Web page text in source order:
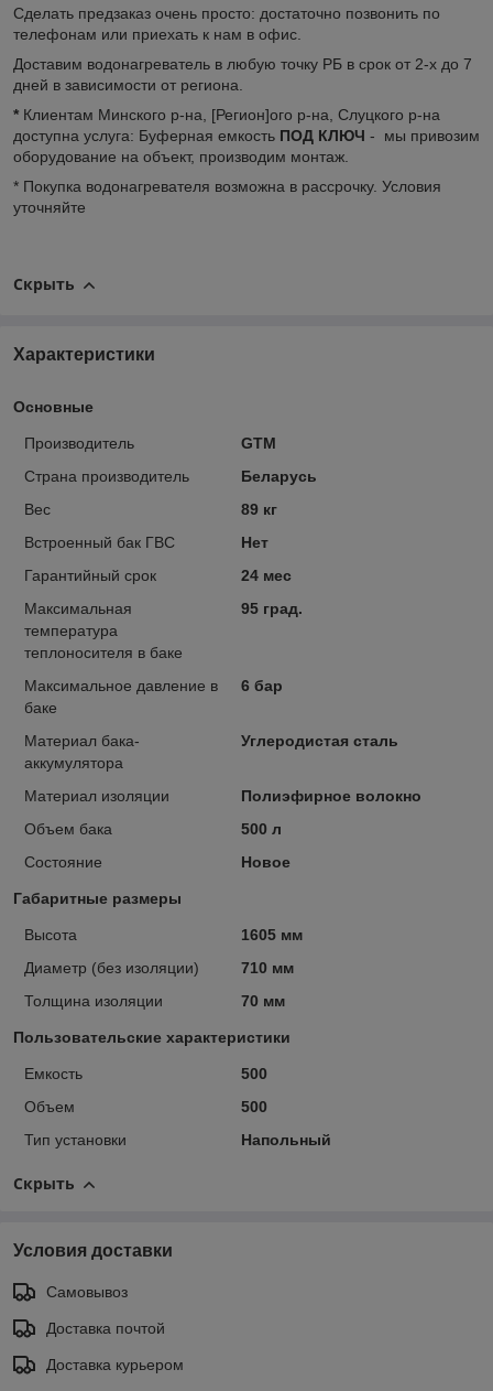
Сделать предзаказ очень просто: достаточно позвонить по
телефонам или приехать к нам в офис.
Доставим водонагреватель в любую точку РБ в срок от 2-х до 7
дней в зависимости от региона.
* Клиентам Минского р-на, [Регион]ого р-на, Слуцкого р-на
доступна услуга: Буферная емкость ПОД КЛЮЧ - мы привозим
оборудование на объект, производим монтаж.
* Покупка водонагревателя возможна в рассрочку. Условия
уточняйте
Скрыть
Характеристики
Основные
Производитель
GTM
Страна производитель
Беларусь
Вес
89 кг
Встроенный бак ГВС
Нет
Гарантийный срок
24 мес
Максимальная
температура
теплоносителя в баке
95 град.
Максимальное давление в
баке
6 бар
Материал бака-
аккумулятора
Углеродистая сталь
Материал изоляции
Полиэфирное волокно
Объем бака
500 л
Состояние
Новое
Габаритные размеры
Высота
1605 мм
Диаметр (без изоляции)
710 мм
Толщина изоляции
70 мм
Пользовательские характеристики
Емкость
500
Объем
500
Тип установки
Напольный
Скрыть
Условия доставки
Самовывоз
Доставка почтой
Доставка курьером